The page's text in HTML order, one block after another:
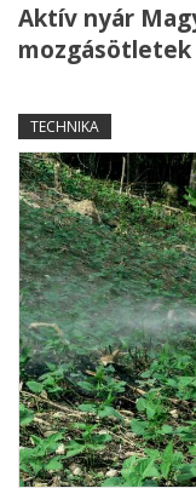
Aktív nyár
mozgásötletek
TECHNIKA